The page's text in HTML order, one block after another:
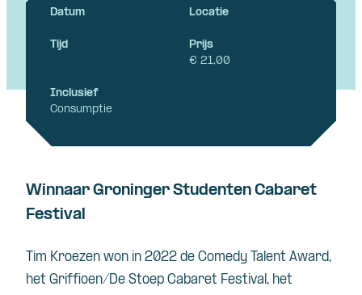
Datum Locatie
Tijd
Prijs
€ 21,00
Inclusief
Consumptie
Winnaar Groninger Studenten Cabaret
Festival
Tim Kroezen won in 2022 de Comedy Talent Award,
het Griffioen/De Stoep Cabaret Festival, het